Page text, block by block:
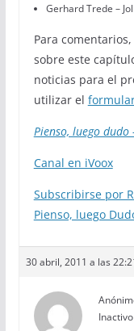
Gerhard Trede –
Para
sobre este
noticias para el
utilizar el
Pienso, luego
Canal en iVoox
Subscribirse por
Pienso, luego
30 abril, 2011 a las
Inactivo